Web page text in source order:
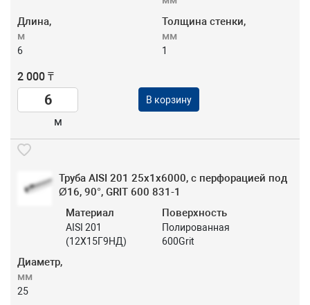
Длина,
м
6
Толщина стенки,
мм
1
2 000 ₸
м
В корзину
Труба AISI 201 25х1х6000, с перфорацией под
Ø16, 90°, GRIT 600 831-1
Материал
AISI 201
(12Х15Г9НД)
Поверхность
Полированная
600Grit
Диаметр,
мм
25